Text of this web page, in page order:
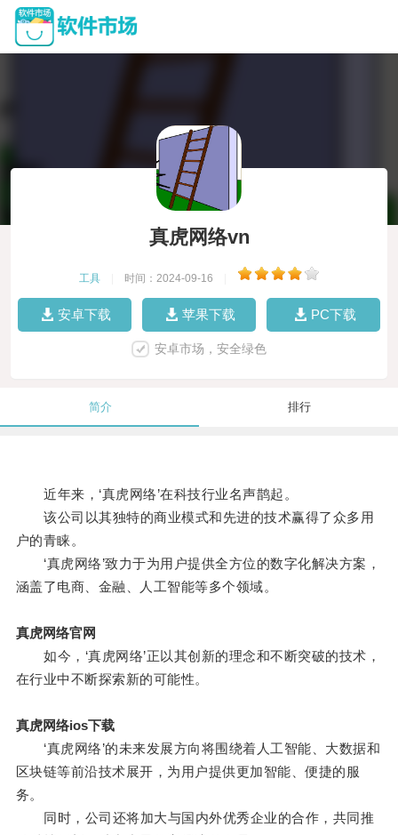
真虎网络vn
工具 时间：2024-09-16
安卓下载 苹果下载 PC下载
安卓市场，安全绿色
简介 排行
近年来，‘真虎网络’在科技行业名声鹊起。
该公司以其独特的商业模式和先进的技术赢得了众多用
户的青睐。
‘真虎网络’致力于为用户提供全方位的数字化解决方案，
涵盖了电商、金融、人工智能等多个领域。
真虎网络官网
如今，‘真虎网络’正以其创新的理念和不断突破的技术，
在行业中不断探索新的可能性。
真虎网络ios下载
‘真虎网络’的未来发展方向将围绕着人工智能、大数据和
区块链等前沿技术展开，为用户提供更加智能、便捷的服
务。
同时，公司还将加大与国内外优秀企业的合作，共同推